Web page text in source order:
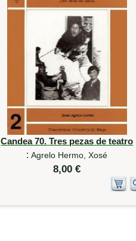
Candea 70. Tres pezas de teatro
:Agrelo Hermo, Xosé
8,00 €